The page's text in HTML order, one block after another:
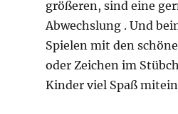
größeren, sind eine
Abwechslung . Und
Spielen mit den
oder Zeichen im
Kinder viel Spaß